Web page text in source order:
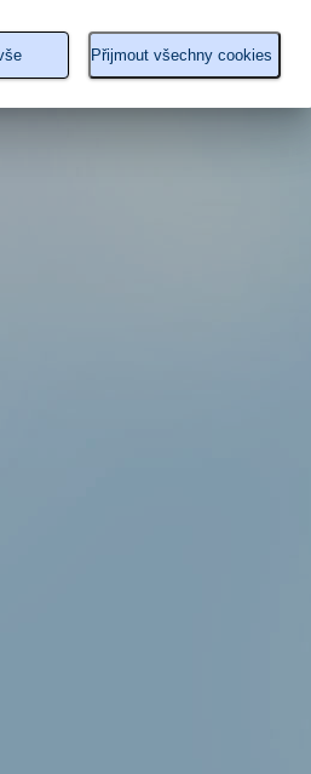
Přijmout všechny cookies